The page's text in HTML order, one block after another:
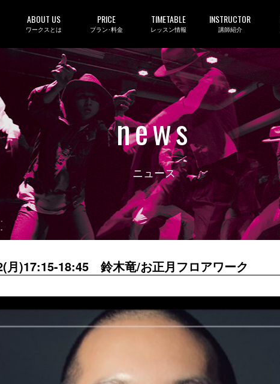
ABOUT US
ワークスとは
PRICE
プラン･料金
TIMETABLE
レッスン情報
INSTRUCTOR
講師紹介
news
ニュース
月)17:15-18:45 鈴木竜/お正月フロアワーク